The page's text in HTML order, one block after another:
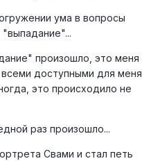
ума в вопросы
произошло, это меня
всеми доступными для меня
это происходило не
раз произошло...
Свами и стал петь